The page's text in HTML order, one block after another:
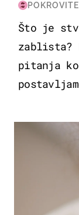
Što je
zablista?
pitanja
MODA &